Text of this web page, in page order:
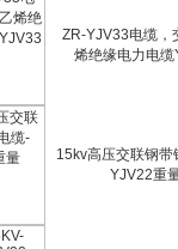
ZR-YJV33电缆，
烯绝缘电力电
15kv高压交联钢带
YJV22重